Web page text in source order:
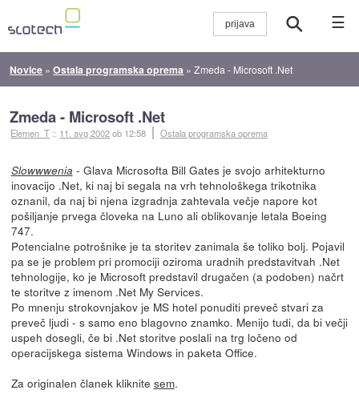
☰
Novice »Ostala programska oprema »Zmeda - Microsoft .Net
Zmeda - Microsoft .Net
Elemen_T :: 11. avg 2002ob 12:58 Ostala programska oprema
Slowwwenia - Glava Microsofta Bill Gates je svojo arhitekturno
inovacijo .Net, ki naj bi segala na vrh tehnološkega trikotnika
oznanil, da naj bi njena izgradnja zahtevala večje napore kot
pošiljanje prvega človeka na Luno ali oblikovanje letala Boeing
747.
Potencialne potrošnike je ta storitev zanimala še toliko bolj. Pojavil
pa se je problem pri promociji oziroma uradnih predstavitvah .Net
tehnologije, ko je Microsoft predstavil drugačen (a podoben) načrt
te storitve z imenom .Net My Services.
Po mnenju strokovnjakov je MS hotel ponuditi preveč stvari za
preveč ljudi - s samo eno blagovno znamko. Menijo tudi, da bi večji
uspeh dosegli, če bi .Net storitve poslali na trg ločeno od
operacijskega sistema Windows in paketa Office.
Za originalen članek kliknite sem.